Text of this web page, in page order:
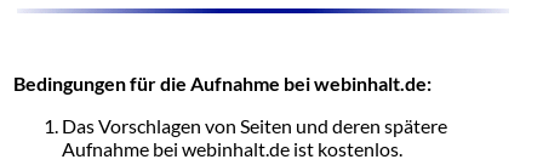
Bedingungen für die Aufnahme bei webinhalt.de:
Das Vorschlagen von Seiten und deren spätere
Aufnahme bei webinhalt.de ist kostenlos.